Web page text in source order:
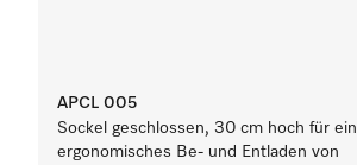
APCL 005
Sockel geschlossen, 30 cm hoch für ein
ergonomisches Be- und Entladen von